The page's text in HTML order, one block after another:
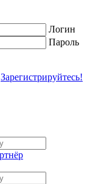
Логин
Пароль
Зарегистрируйтесь!